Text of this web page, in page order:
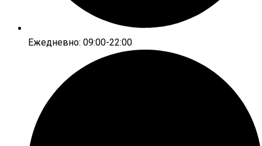
Ежедневно: 09:00-22:00